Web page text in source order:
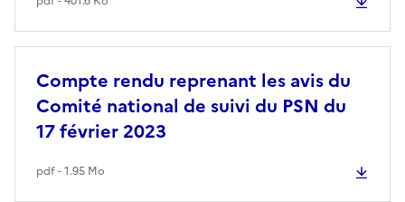
Compte rendu reprenant les avis du
Comité national de suivi du PSN du
17 février 2023
pdf - 1.95 Mo